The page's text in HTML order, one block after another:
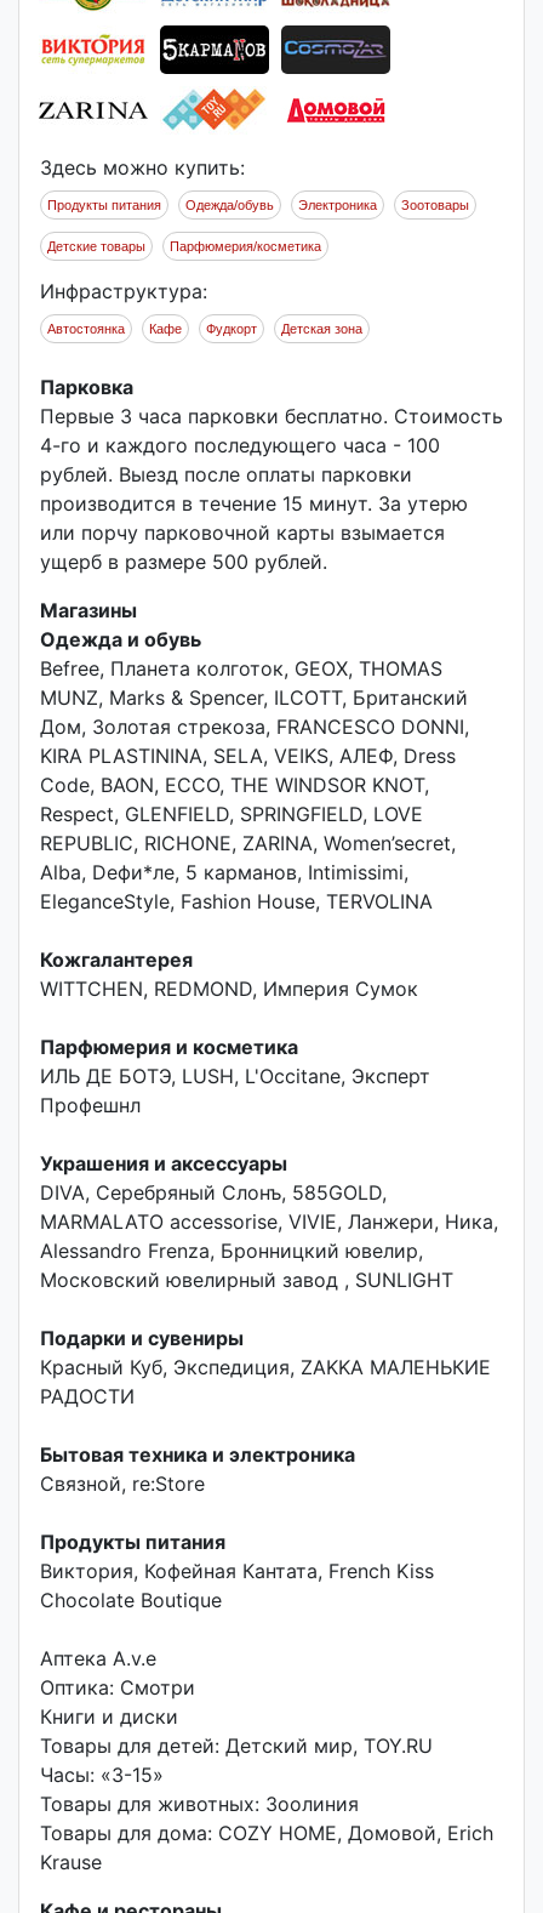
Здесь можно купить:
Продукты питания Одежда/обувь Электроника Зоотовары
Детские товары Парфюмерия/косметика
Инфраструктура:
Автостоянка Кафе Фудкорт Детская зона
Парковка
Первые 3 часа парковки бесплатно. Стоимость
4-го и каждого последующего часа - 100
рублей. Выезд после оплаты парковки
производится в течение 15 минут. За утерю
или порчу парковочной карты взымается
ущерб в размере 500 рублей.
Магазины
Одежда и обувь
Befree, Планета колготок, GEOX, THOMAS
MUNZ, Marks & Spencer, ILCOTT, Британский
Дом, Золотая стрекоза, FRANCESCO DONNI,
KIRA PLASTININA, SELA, VEIKS, АЛЕФ, Dress
Code, BAON, ECCO, THE WINDSOR KNOT,
Respect, GLENFIELD, SPRINGFIELD, LOVE
REPUBLIC, RICHONE, ZARINA, Women’secret,
Alba, Dефи*ле, 5 карманов, Intimissimi,
EleganceStyle, Fashion House, TERVOLINA
Кожгалантерея
WITTCHEN, REDMOND, Империя Сумок
Парфюмерия и косметика
ИЛЬ ДЕ БОТЭ, LUSH, L'Occitane, Эксперт
Профешнл
Украшения и аксессуары
DIVA, Серебряный Слонъ, 585GOLD,
MARMALATO accessorise, VIVIE, Ланжери, Ника,
Alessandro Frenza, Бронницкий ювелир,
Московский ювелирный завод , SUNLIGHT
Подарки и сувениры
Красный Куб, Экспедиция, ZAKKA МАЛЕНЬКИЕ
РАДОСТИ
Бытовая техника и электроника
Связной, re:Store
Продукты питания
Виктория, Кофейная Кантата, French Kiss
Chocolate Boutique
Аптека A.v.e
Оптика: Смотри
Книги и диски
Товары для детей: Детский мир, TOY.RU
Часы: «3-15»
Товары для животных: Зоолиния
Товары для дома: COZY HOME, Домовой, Erich
Krause